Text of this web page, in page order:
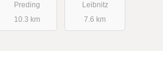
Preding
10.3 km
Leibnitz
7.6 km